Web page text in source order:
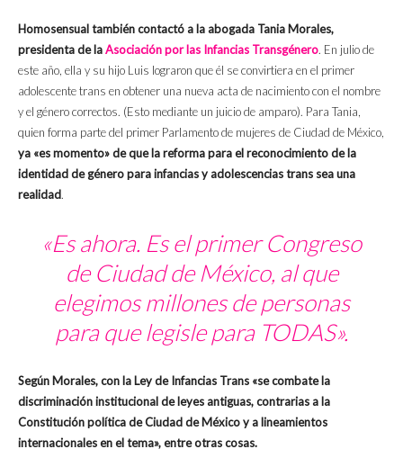
Homosensual también contactó a la abogada Tania Morales,
presidenta de laAsociación por las Infancias Transgénero. En julio de
este año, ella y su hijo Luis lograron que él se convirtiera en el primer
adolescente trans en obtener una nueva acta de nacimiento con el nombre
y el género correctos. (Esto mediante un juicio de amparo). Para Tania,
quien forma parte del primer Parlamento de mujeres de Ciudad de México,
ya «es momento» de que la reforma para el reconocimiento de la
identidad de género para infancias y adolescencias trans sea una
realidad.
«Es ahora. Es el primer Congreso
de Ciudad de México, al que
elegimos millones de personas
para que legisle para TODAS».
Según Morales, con la Ley de Infancias Trans «se combate la
discriminación institucional de leyes antiguas, contrarias a la
Constitución política de Ciudad de México y a lineamientos
internacionales en el tema», entre otras cosas.